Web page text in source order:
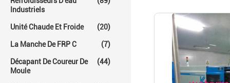
Industriels
Unité Chaude Et Froide (20)
La Manche De FRP C (7)
Décapant De Coureur De
Moule
(44)